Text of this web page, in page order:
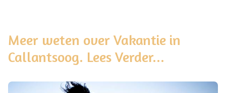
Meer weten over Vakantie in
Callantsoog. Lees Verder...